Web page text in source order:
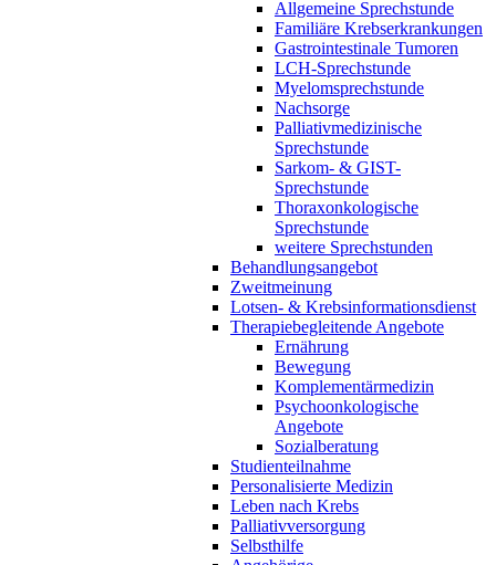
Allgemeine Sprechstunde
Familiäre Krebserkrankungen
Gastrointestinale Tumoren
LCH-Sprechstunde
Myelomsprechstunde
Nachsorge
Palliativmedizinische
Sprechstunde
Sarkom- & GIST-
Sprechstunde
Thoraxonkologische
Sprechstunde
weitere Sprechstunden
Behandlungsangebot
Zweitmeinung
Lotsen- & Krebsinformationsdienst
Therapiebegleitende Angebote
Ernährung
Bewegung
Komplementärmedizin
Psychoonkologische
Angebote
Sozialberatung
Studienteilnahme
Personalisierte Medizin
Leben nach Krebs
Palliativversorgung
Selbsthilfe